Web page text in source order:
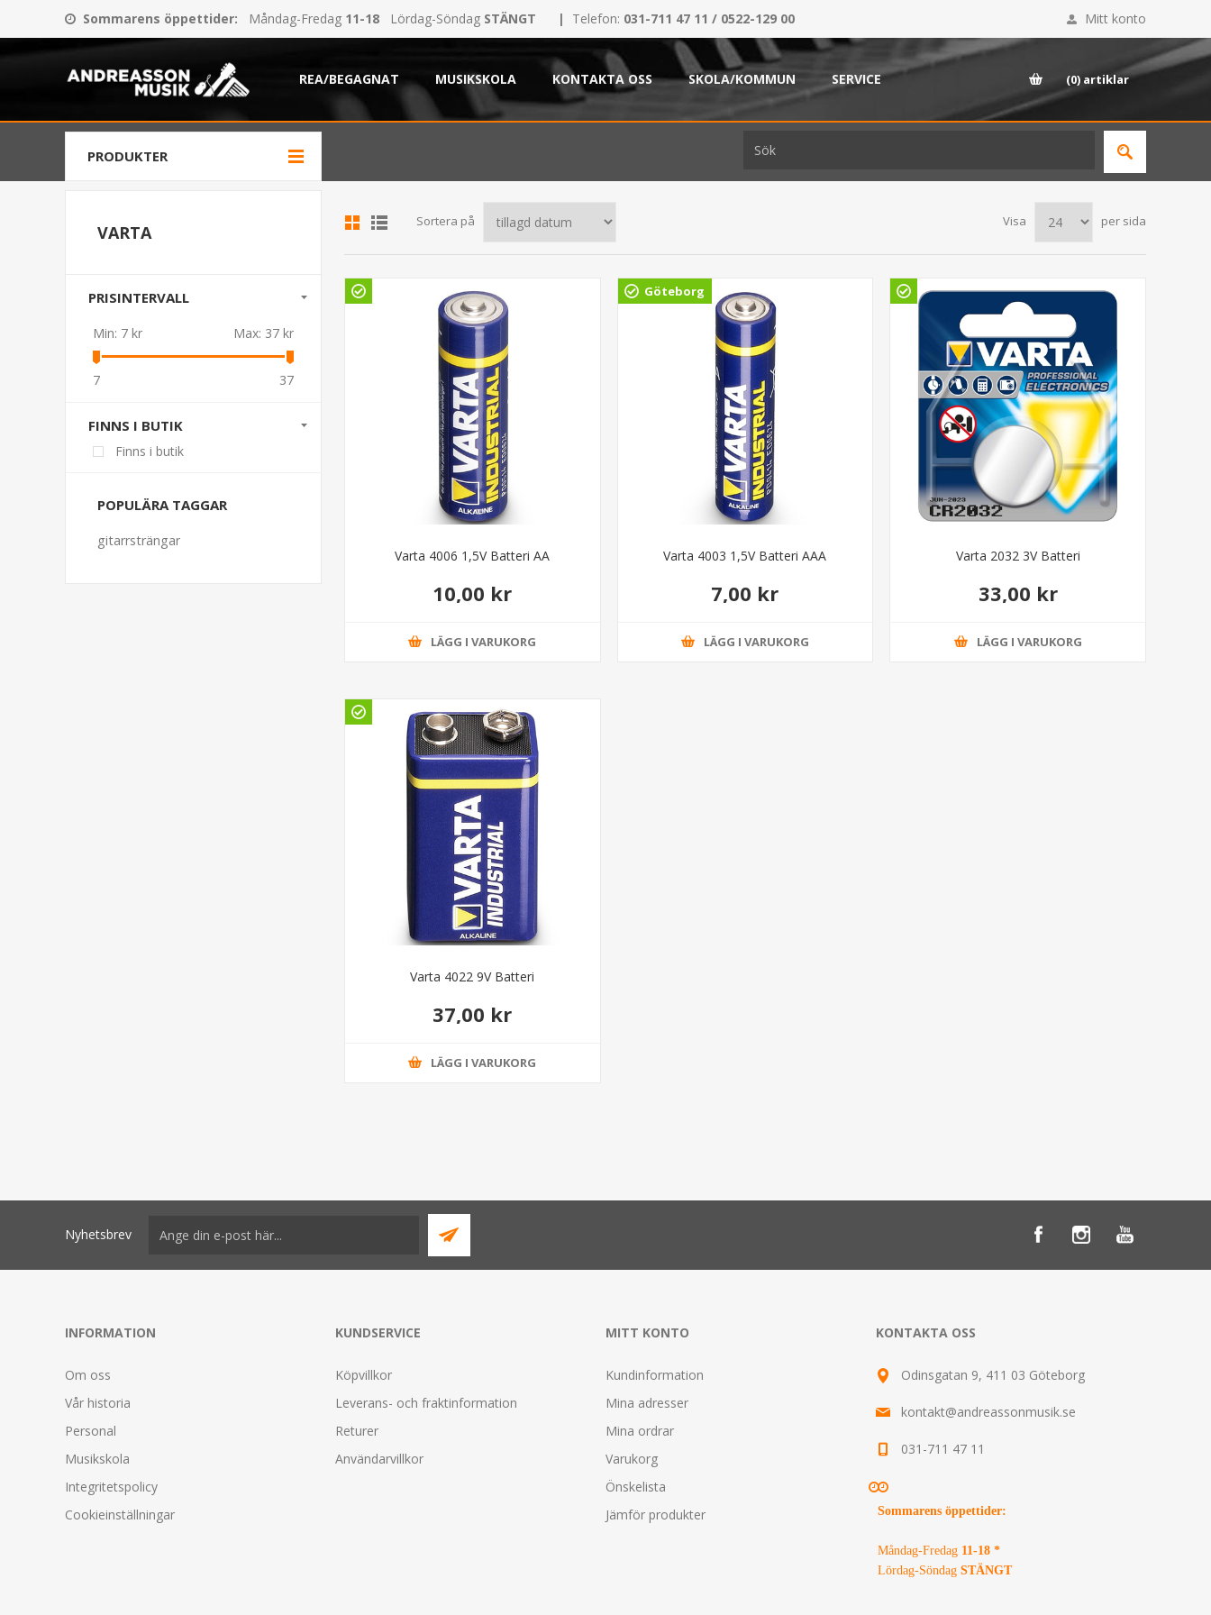
Sommarens öppettider: Måndag-Fredag 11-18 Lördag-Söndag STÄNGT | Telefon: 031-711 47 11 / 0522-129 00 Mitt konto
REA/BEGAGNAT MUSIKSKOLA KONTAKTA OSS SKOLA/KOMMUN SERVICE (0) artiklar
PRODUKTER
Sortera på Visa per sida
Varta 4006 1,5V Batteri AA
10,00 kr
LÄGG I VARUKORG
Göteborg
Varta 4003 1,5V Batteri AAA
7,00 kr
LÄGG I VARUKORG
Varta 2032 3V Batteri
33,00 kr
LÄGG I VARUKORG
Varta 4022 9V Batteri
37,00 kr
LÄGG I VARUKORG
VARTA
PRISINTERVALL
Min: 7 kr Max: 37 kr
7 37
FINNS I BUTIK
Finns i butik
POPULÄRA TAGGAR
gitarrsträngar
Nyhetsbrev
INFORMATION
Om oss
Vår historia
Personal
Musikskola
Integritetspolicy
Cookieinställningar
KUNDSERVICE
Köpvillkor
Leverans- och fraktinformation
Returer
Användarvillkor
MITT KONTO
Kundinformation
Mina adresser
Mina ordrar
Varukorg
Önskelista
Jämför produkter
KONTAKTA OSS
Odinsgatan 9, 411 03 Göteborg
kontakt@andreassonmusik.se
031-711 47 11
Sommarens öppettider:
Måndag-Fredag 11-18 *
Lördag-Söndag STÄNGT